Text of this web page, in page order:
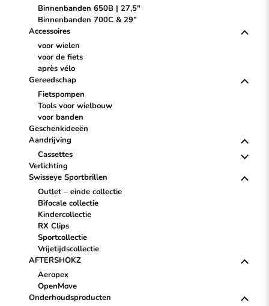
Binnenbanden 650B | 27,5"
Binnenbanden 700C & 29"
Accessoires
voor wielen
voor de fiets
après vélo
Gereedschap
Fietspompen
Tools voor wielbouw
voor banden
Geschenkideeën
Aandrijving
Cassettes
Verlichting
Swisseye Sportbrillen
Outlet – einde collectie
Bifocale collectie
Kindercollectie
RX Clips
Sportcollectie
Vrijetijdscollectie
AFTERSHOKZ
Aeropex
OpenMove
Onderhoudsproducten